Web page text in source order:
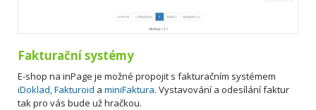
Fakturační systémy
E-shop na inPage je možné propojit s fakturačním systémem
iDoklad,Fakturoid a miniFaktura. Vystavování a odesílání faktur
tak pro vás bude už hračkou.